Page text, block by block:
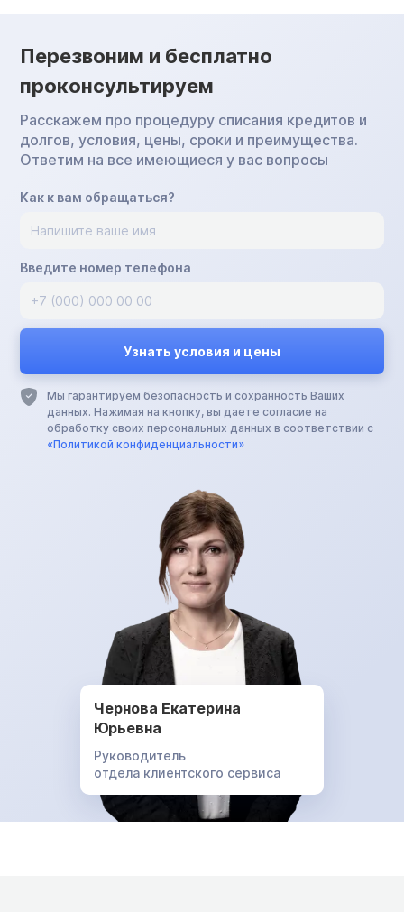
Перезвоним и бесплатно
проконсультируем
Расскажем про процедуру списания кредитов и
долгов, условия, цены, сроки и преимущества.
Ответим на все имеющиеся у вас вопросы
Как к вам обращаться?
Введите номер телефона
Мы гарантируем безопасность и сохранность Ваших
данных. Нажимая на кнопку, вы даете согласие на
обработку своих персональных данных в соответствии с
«Политикой конфиденциальности»
Чернова Екатерина
Юрьевна
Руководитель
отдела клиентского сервиса